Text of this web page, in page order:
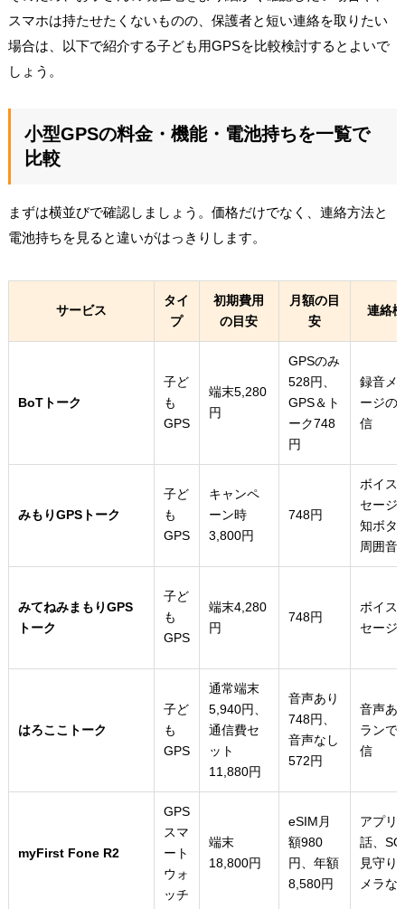
スマホは持たせたくないものの、保護者と短い連絡を取りたい
場合は、以下で紹介する子ども用GPSを比較検討するとよいで
しょう。
小型GPSの料金・機能・電池持ちを一覧で
比較
まずは横並びで確認しましょう。価格だけでなく、連絡方法と
電池持ちを見ると違いがはっきりします。
サービス
タイ
プ
初期費用
の目安
月額の目
安
連絡
BoTトーク
子ど
も
GPS
端末5,280
円
GPSのみ
528円、
GPS＆ト
ーク748
円
録音メ
ージの
信
みもりGPSトーク
子ど
も
GPS
キャンペ
ーン時
3,800円
748円
ボイス
セージ
知ボタ
周囲音
みてねみまもりGPS
トーク
子ど
も
GPS
端末4,280
円
748円
ボイス
セージ
はろここトーク
子ど
も
GPS
通常端末
5,940円、
通信費セ
ット
11,880円
音声あり
748円、
音声なし
572円
音声あ
ランで
信
myFirst Fone R2
GPS
スマ
ート
ウォ
ッチ
端末
18,800円
eSIM月
額980
円、年額
8,580円
アプリ
話、
見守り
メラな